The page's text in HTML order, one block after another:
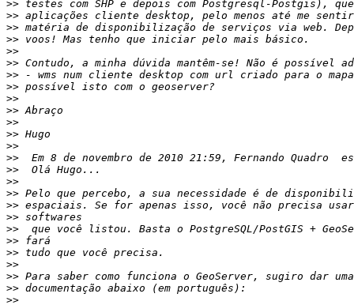
>>
>>
>>
>>
>>
>>
>>
>>
>>
>>
>>
>>
>>
>>
>>
>>
>>
>>
>>
>>
>>
>>
>>
>>
>>
>>